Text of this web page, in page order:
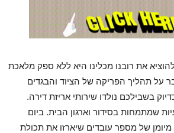
את רובנו מכלינו היא ללא ספק מלאכת
על תהליך הפריקה של הציוד והבגדים
בשבילכם נולדו שירותי אריזת דירה.
שמתמחות בסידור וארגון הבית. ביום
מיומן של מספר עובדים שיארזו את תכולת